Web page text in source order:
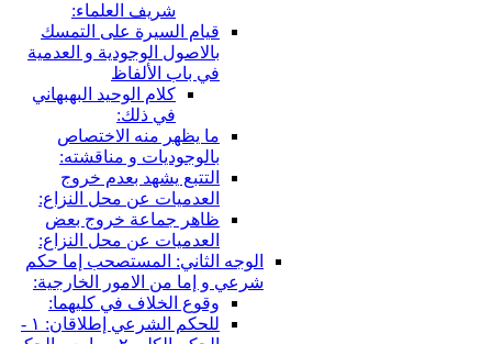
شريف العلماء:
قيام السيرة على التمسك
بالاصول الوجودية و العدمية
في باب الألفاظ
كلام الوحيد البهبهاني
في ذلك:
ما يظهر منه الاختصاص
بالوجوديات و مناقشته:
التتبع يشهد بعدم خروج
العدميات عن محل النزاع:
ظاهر جماعة خروج بعض
العدميات عن محل النزاع:
الوجه الثاني: المستصحب إما حكم
شرعي و إما من الامور الخارجية:
وقوع الخلاف في كليهما:
للحكم الشرعي إطلاقان: ١ -